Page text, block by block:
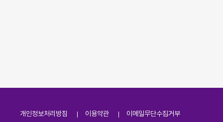
개인정보처리방침 이용약관 이메일무단수집거부